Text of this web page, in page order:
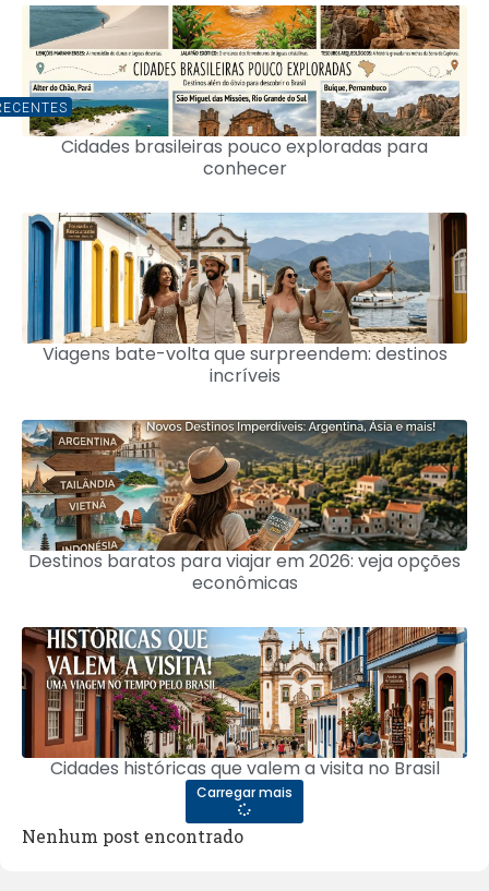
Cidades brasileiras pouco exploradas para
conhecer
Viagens bate-volta que surpreendem: destinos
incríveis
Destinos baratos para viajar em 2026: veja opções
econômicas
Cidades históricas que valem a visita no Brasil
Carregar mais
Nenhum post encontrado